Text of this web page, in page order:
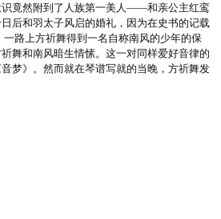
识竟然附到了人族第一美人——和亲公主红鸾
后和羽太子风启的婚礼，因为在史书的记载
一路上方祈舞得到一名自称南风的少年的保
舞和南风暗生情愫。这一对同样爱好音律的
梦》。然而就在琴谱写就的当晚，方祈舞发